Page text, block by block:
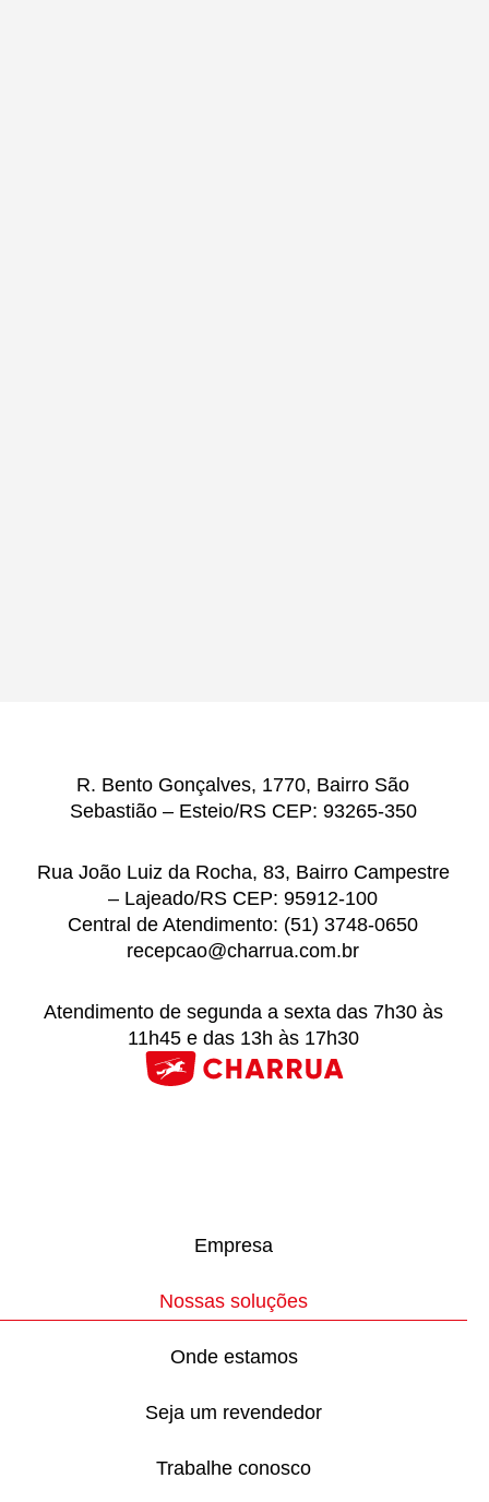
R. Bento Gonçalves, 1770, Bairro São
Sebastião – Esteio/RS CEP: 93265-350
Rua João Luiz da Rocha, 83, Bairro Campestre
– Lajeado/RS CEP: 95912-100
Central de Atendimento: (51) 3748-0650
recepcao@charrua.com.br
Atendimento de segunda a sexta das 7h30 às
11h45 e das 13h às 17h30
Empresa
Nossas soluções
Onde estamos
Seja um revendedor
Trabalhe conosco